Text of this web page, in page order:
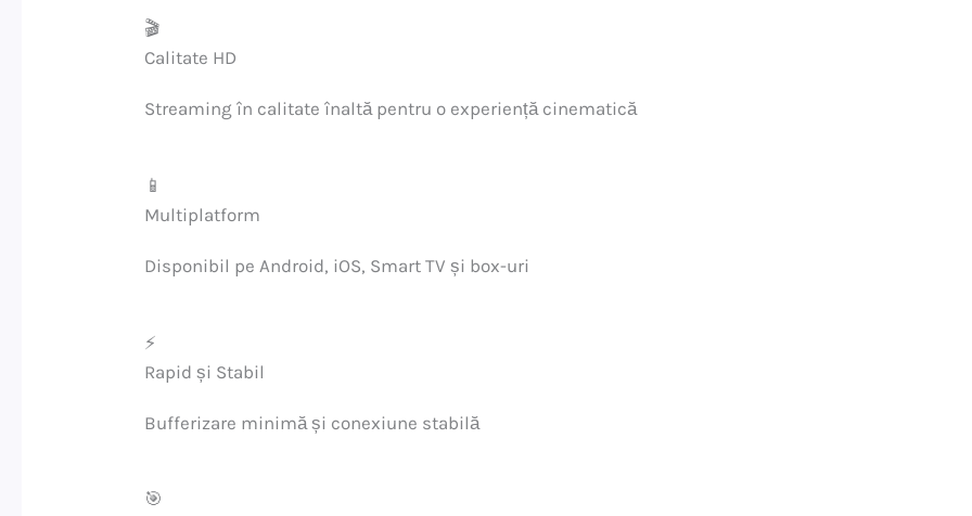
🎬
Calitate HD
Streaming în calitate înaltă pentru o experiență cinematică
📱
Multiplatform
Disponibil pe Android, iOS, Smart TV și box-uri
⚡
Rapid și Stabil
Bufferizare minimă și conexiune stabilă
🎯